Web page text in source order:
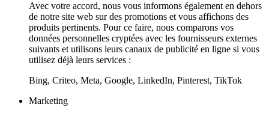
Avec votre accord, nous vous informons également en dehors
de notre site web sur des promotions et vous affichons des
produits pertinents. Pour ce faire, nous comparons vos
données personnelles cryptées avec les fournisseurs externes
suivants et utilisons leurs canaux de publicité en ligne si vous
utilisez déjà leurs services :
Bing, Criteo, Meta, Google, LinkedIn, Pinterest, TikTok
Marketing